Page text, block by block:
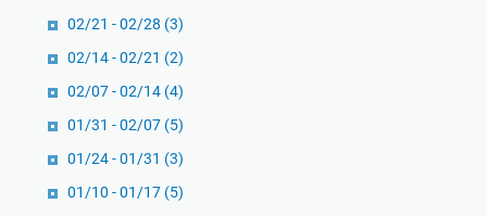
02/21 - 02/28 (3)
02/14 - 02/21 (2)
02/07 - 02/14 (4)
01/31 - 02/07 (5)
01/24 - 01/31 (3)
01/10 - 01/17 (5)